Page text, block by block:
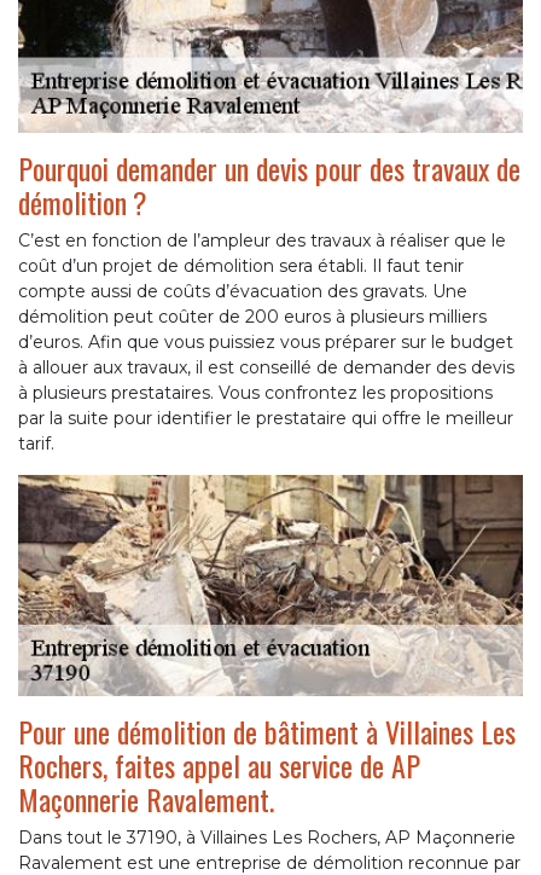
Pourquoi demander un devis pour des travaux de
démolition ?
C’est en fonction de l’ampleur des travaux à réaliser que le
coût d’un projet de démolition sera établi. Il faut tenir
compte aussi de coûts d’évacuation des gravats. Une
démolition peut coûter de 200 euros à plusieurs milliers
d’euros. Afin que vous puissiez vous préparer sur le budget
à allouer aux travaux, il est conseillé de demander des devis
à plusieurs prestataires. Vous confrontez les propositions
par la suite pour identifier le prestataire qui offre le meilleur
tarif.
Pour une démolition de bâtiment à Villaines Les
Rochers, faites appel au service de AP
Maçonnerie Ravalement.
Dans tout le 37190, à Villaines Les Rochers, AP Maçonnerie
Ravalement est une entreprise de démolition reconnue par